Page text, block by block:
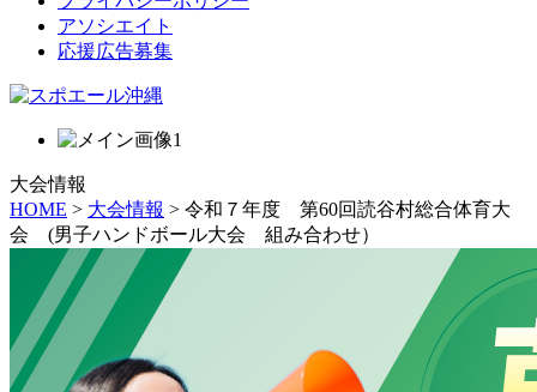
アソシエイト
応援広告募集
大会情報
HOME > 大会情報 > 令和７年度 第60回読谷村総合体育大
会 (男子ハンドボール大会 組み合わせ）